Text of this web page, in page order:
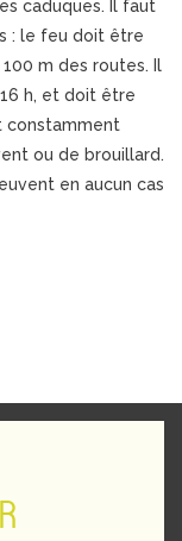
caduques. Il faut
: le feu doit être
m des routes. Il
h, et doit être
constamment
ou de brouillard.
en aucun cas